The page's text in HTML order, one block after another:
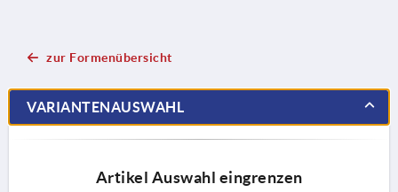
zur Formenübersicht
VARIANTENAUSWAHL
Artikel Auswahl eingrenzen